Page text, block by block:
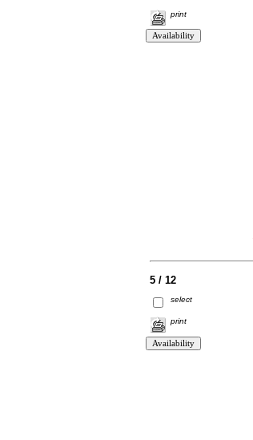
print
5 / 12
select
print